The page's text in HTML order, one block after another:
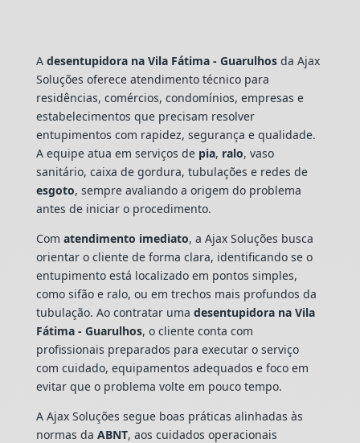
A desentupidora na Vila Fátima - Guarulhosda Ajax
Soluções oferece atendimento técnico para
residências, comércios, condomínios, empresas e
estabelecimentos que precisam resolver
entupimentos com rapidez, segurança e qualidade.
A equipe atua em serviços de pia, ralo, vaso
sanitário, caixa de gordura, tubulações e redes de
esgoto, sempre avaliando a origem do problema
antes de iniciar o procedimento.
Com atendimento imediato, a Ajax Soluções busca
orientar o cliente de forma clara, identificando se o
entupimento está localizado em pontos simples,
como sifão e ralo, ou em trechos mais profundos da
tubulação. Ao contratar uma desentupidora na Vila
Fátima - Guarulhos, o cliente conta com
profissionais preparados para executar o serviço
com cuidado, equipamentos adequados e foco em
evitar que o problema volte em pouco tempo.
A Ajax Soluções segue boas práticas alinhadas às
normas da ABNT, aos cuidados operacionais